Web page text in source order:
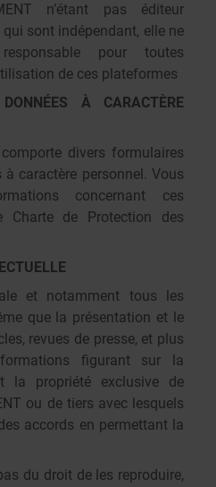
n’étant pas éditeur
sont indépendant, elle ne
pour toutes
de ces plateformes
À CARACTÈRE
divers formulaires
caractère personnel. Vous
concernant ces
Charte de Protection des
et notamment tous les
que la présentation et le
revues de presse, et plus
figurant sur la
la propriété exclusive de
ou de tiers avec lesquels
accords en permettant la
du droit de les reproduire,